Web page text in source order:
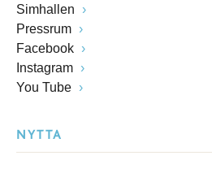
Simhallen
Pressrum
Facebook
Instagram
You Tube
NYTTA